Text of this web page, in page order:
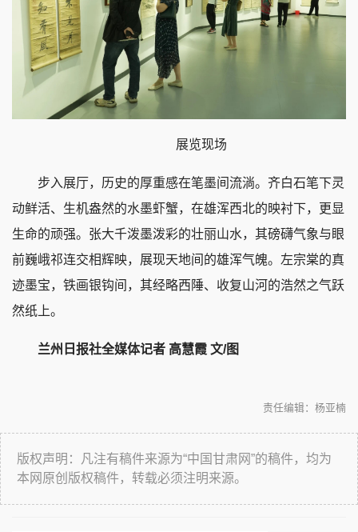
展览现场
步入展厅，历史的厚重感在笔墨间流淌。齐白石笔下灵
动鲜活、生机盎然的水墨虾蟹，在雄浑西北的映衬下，更显
生命的顽强。张大千泼墨泼彩的壮丽山水，其磅礴气象与眼
前巍峨祁连交相辉映，展现天地间的雄浑气魄。左宗棠的真
迹墨宝，铁画银钩间，其经略西陲、收复山河的浩然之气跃
然纸上。
兰州日报社全媒体记者 高慧霞 文/图
责任编辑：杨亚楠
版权声明：凡注有稿件来源为“中国甘肃网”的稿件，均为
本网原创版权稿件，转载必须注明来源。